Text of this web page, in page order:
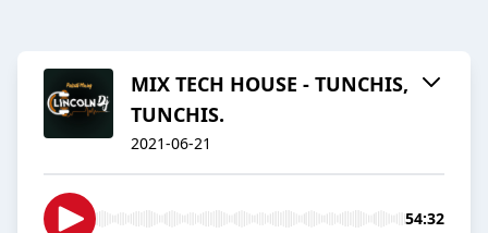
MIX TECH HOUSE - TUNCHIS,
TUNCHIS.
2021-06-21
54:32